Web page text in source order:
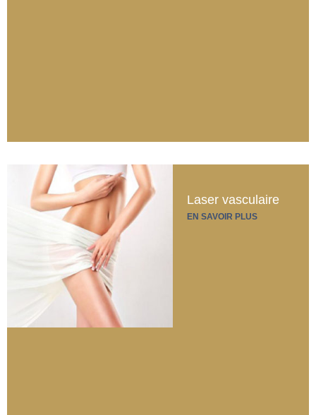
Laser vasculaire
EN SAVOIR PLUS